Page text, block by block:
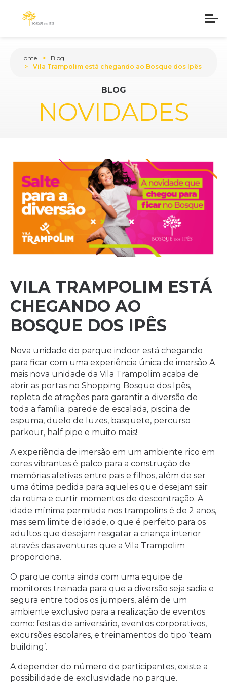
BLOG
NOVIDADES
Home
Blog
Vila Trampolim está chegando ao Bosque dos Ipês
VILA TRAMPOLIM ESTÁ
CHEGANDO AO
BOSQUE DOS IPÊS
Nova unidade do parque indoor está chegando
para ficar com uma experiência única de imersão A
mais nova unidade da Vila Trampolim acaba de
abrir as portas no Shopping Bosque dos Ipês,
repleta de atrações para garantir a diversão de
toda a família: parede de escalada, piscina de
espuma, duelo de luzes, basquete, percurso
parkour, half pipe e muito mais!
A experiência de imersão em um ambiente rico em
cores vibrantes é palco para a construção de
memórias afetivas entre pais e filhos, além de ser
uma ótima pedida para aqueles que desejam sair
da rotina e curtir momentos de descontração. A
idade mínima permitida nos trampolins é de 2 anos,
mas sem limite de idade, o que é perfeito para os
adultos que desejam resgatar a criança interior
através das aventuras que a Vila Trampolim
proporciona.
O parque conta ainda com uma equipe de
monitores treinada para que a diversão seja sadia e
segura entre todos os jumpers, além de um
ambiente exclusivo para a realização de eventos
como: festas de aniversário, eventos corporativos,
excursões escolares, e treinamentos do tipo ‘team
building’.
A depender do número de participantes, existe a
possibilidade de exclusividade no parque.